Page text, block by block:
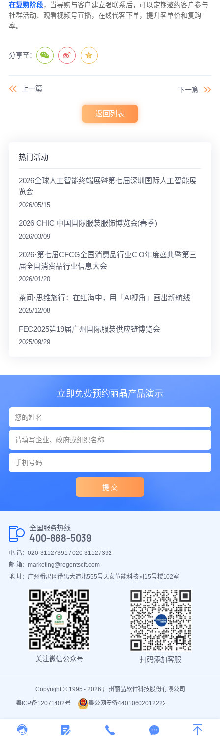
在复购阶段，当导购与客户建立强联系后，可以定期邀约客户参与
社群活动、观看视频号直播，在线代客下单，提升客单价和复购
率。
分享至：
上一篇 下一篇
返回列表
热门活动
2026全球人工智能终端展暨第七届深圳国际人工智能展
览会
2026/05/15
2026 CHIC 中国国际服装服饰博览会(春季)
2026/03/09
2026·第七届CFCG全国消费品行业CIO年度盛典暨第三
届全国消费品行业信息大会
2026/01/20
茶间·思维旅行：在红海中，用「AI视角」画出新航线
2025/12/08
FEC2025第19届广州国际服装供应链博览会
2025/09/29
立即免费预约丽晶产品演示
提 交
全国服务热线
400-888-5039
电 话：020-31127391 / 020-31127392
邮 箱：marketing@regentsoft.com
地 址：广州番禺区番禺大道北555号天安节能科技园15号楼102室
关注微信公众号 扫码添加客服
Copyright © 1995 - 2026 广州丽晶软件科技股份有限公司
粤ICP备12071402号
粤公网安备44010602012222